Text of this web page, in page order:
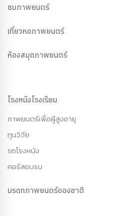
ชมภาพยนตร์
เที่ยวหอภาพยนตร์
ห้องสมุดภาพยนตร์
โรงหนังโรงเรียน
ภาพยนตร์เพื่อผู้สูงอายุ
ทุนวิจัย
รถโรงหนัง
คอร์สอบรม
มรดกภาพยนตร์ของชาติ